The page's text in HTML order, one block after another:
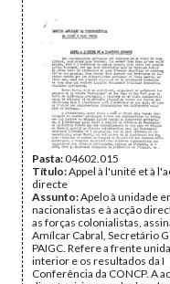
Pasta:04602.015
Título:Appel à l'unité et à
directe
Assunto:Apelo à unidade
nacionalistas e à acção
as forças colonialistas,
Amílcar Cabral, Secretário
PAIGC. Refere a frente
interior e os resultados da I
Conferência da CONCP. A